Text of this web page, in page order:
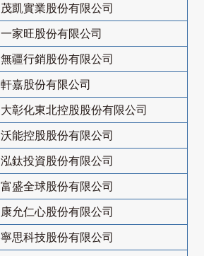
茂凱實業股份有限公司
一家旺股份有限公司
無疆行銷股份有限公司
軒嘉股份有限公司
大彰化東北控股股份有限公司
沃能控股股份有限公司
泓鈦投資股份有限公司
富盛全球股份有限公司
康允仁心股份有限公司
寧思科技股份有限公司